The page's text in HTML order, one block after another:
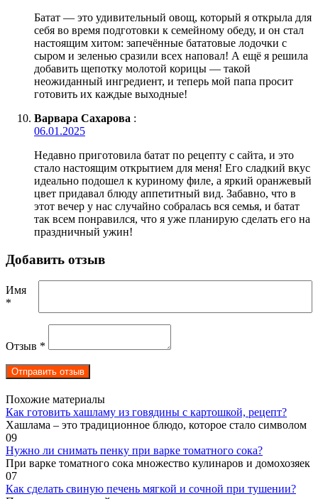
Батат — это удивительный овощ, который я открыла для
себя во время подготовки к семейному обеду, и он стал
настоящим хитом: запечённые бататовые лодочки с
сыром и зеленью сразили всех наповал! А ещё я решила
добавить щепотку молотой корицы — такой
неожиданный ингредиент, и теперь мой папа просит
готовить их каждые выходные!
Варвара Сахарова :
06.01.2025
Недавно приготовила батат по рецепту с сайта, и это
стало настоящим открытием для меня! Его сладкий вкус
идеально подошел к куриному филе, а яркий оранжевый
цвет придавал блюду аппетитный вид. Забавно, что в
этот вечер у нас случайно собралась вся семья, и батат
так всем понравился, что я уже планирую сделать его на
праздничный ужин!
Добавить отзыв
Имя
*
Отзыв *
Похожие материалы
Как готовить хашламу из говядины с картошкой, рецепт?
Хашлама – это традиционное блюдо, которое стало символом
09
Нужно ли снимать пенку при варке томатного сока?
При варке томатного сока множество кулинаров и домохозяек
07
Как сделать свиную печень мягкой и сочной при тушении?